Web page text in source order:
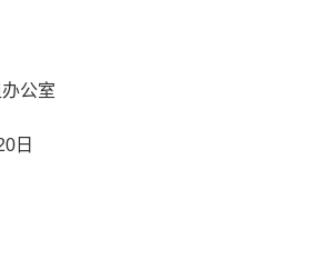
办公室
20日